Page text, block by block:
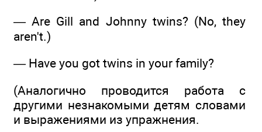
— Are Gill and Johnny twins? (No, they
aren't.)
— Have you got twins in your family?
(Аналогично проводится работа с
другими незнакомыми детям словами
и выражениями из упражнения.